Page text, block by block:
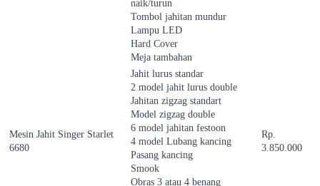
naik/turun
Tombol jahitan mundur
Lampu LED
Hard Cover
Meja tambahan
Mesin Jahit Singer Starlet
6680
Jahit lurus standar
2 model jahit lurus double
Jahitan zigzag standart
Model zigzag double
6 model jahitan festoon
4 model Lubang kancing
Pasang kancing
Smook
Obras 3 atau 4 benang
Rp.
3.850.000